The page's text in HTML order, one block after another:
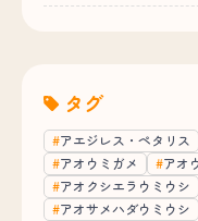
タグ
アエジレス・ペタリス
アオウミガメ
アオ
アオクシエラウミウシ
アオサメハダウミウシ